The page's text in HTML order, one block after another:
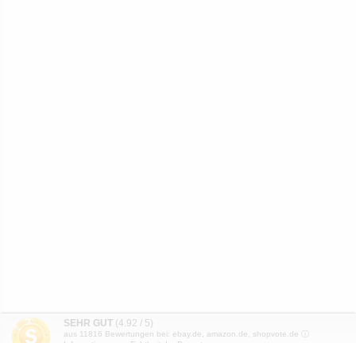
SEHR GUT (4.92 / 5)
aus 11816 Bewertungen bei: ebay.de, amazon.de, shopvote.de ⓘ